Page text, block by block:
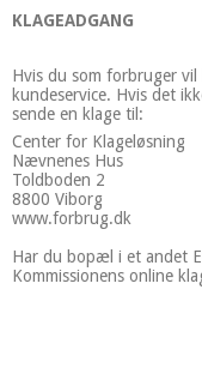
KLAGEADGANG
Hvis du som forbruger
kundeservice. Hvis det
sende en klage til:
Center for Klageløsning
Nævnenes Hus
Toldboden 2
8800 Viborg
www.forbrug.dk
Har du bopæl i et andet
Kommissionens online